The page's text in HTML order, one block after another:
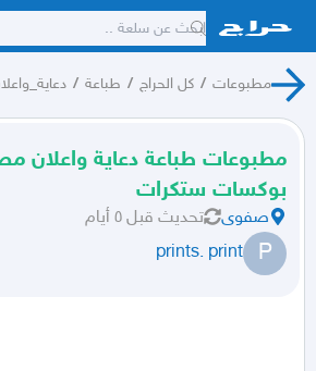
مطبوعات / كل الحراج / طباعة /
مطبوعات طباعة دعاية واعلان
بوكسات ستكرات
صفوى تحديث قبل ٥ أيام
P
prints. print